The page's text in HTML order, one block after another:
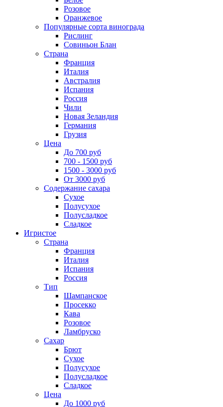
Розовое
Оранжевое
Популярные сорта винограда
Рислинг
Совиньон Блан
Страна
Франция
Италия
Австралия
Испания
Россия
Чили
Новая Зеландия
Германия
Грузия
Цена
До 700 руб
700 - 1500 руб
1500 - 3000 руб
От 3000 руб
Содержание сахара
Сухое
Полусухое
Полусладкое
Сладкое
Игристое
Страна
Франция
Италия
Испания
Россия
Тип
Шампанское
Просекко
Кава
Розовое
Ламбруско
Сахар
Брют
Сухое
Полусухое
Полусладкое
Сладкое
Цена
До 1000 руб